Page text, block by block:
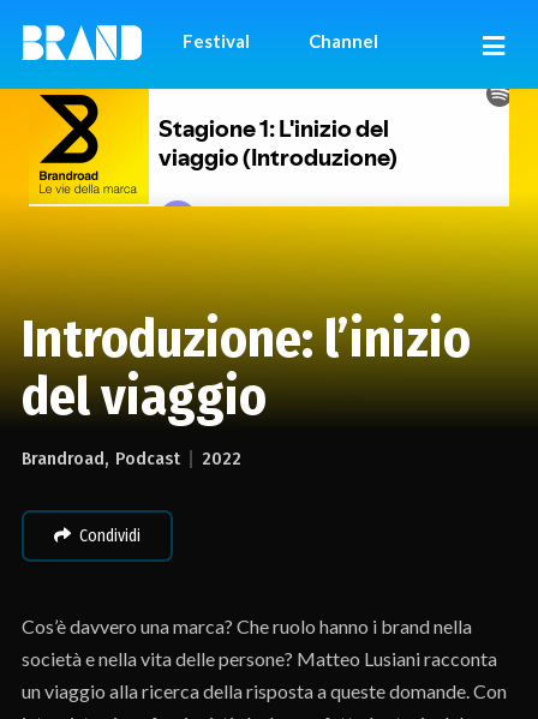
Festival Channel
Introduzione: l’inizio
del viaggio
Brandroad Podcast 2022
Condividi
Cos’è davvero una marca? Che ruolo hanno i brand nella
società e nella vita delle persone? Matteo Lusiani racconta
un viaggio alla ricerca della risposta a queste domande. Con